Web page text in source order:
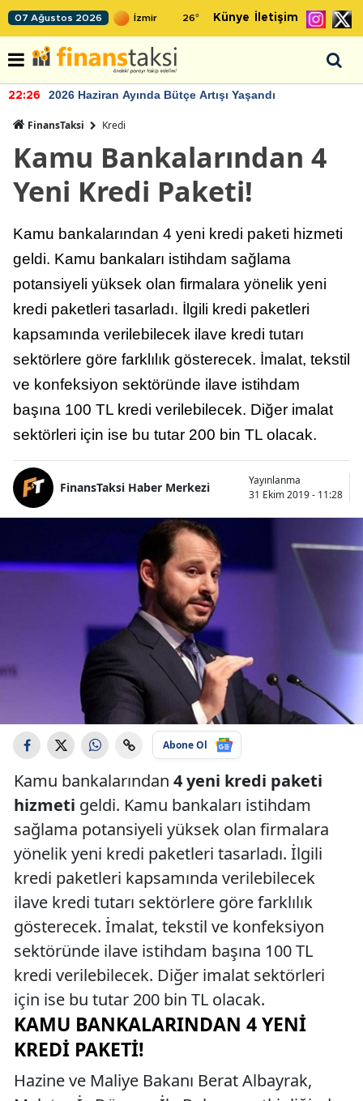
07 Ağustos 2026 26° Künye İletişim
22:26 2026 Haziran Ayında Bütçe Artışı Yaşandı
FinansTaksi Kredi
Kamu Bankalarından 4
Yeni Kredi Paketi!
Kamu bankalarından 4 yeni kredi paketi hizmeti
geldi. Kamu bankaları istihdam sağlama
potansiyeli yüksek olan firmalara yönelik yeni
kredi paketleri tasarladı. İlgili kredi paketleri
kapsamında verilebilecek ilave kredi tutarı
sektörlere göre farklılık gösterecek. İmalat, tekstil
ve konfeksiyon sektöründe ilave istihdam
başına 100 TL kredi verilebilecek. Diğer imalat
sektörleri için ise bu tutar 200 bin TL olacak.
FinansTaksi Haber Merkezi
Yayınlanma
31 Ekim 2019 - 11:28
Abone Ol
Kamu bankalarından 4 yeni kredi paketi
hizmeti geldi. Kamu bankaları istihdam
sağlama potansiyeli yüksek olan firmalara
yönelik yeni kredi paketleri tasarladı. İlgili
kredi paketleri kapsamında verilebilecek
ilave kredi tutarı sektörlere göre farklılık
gösterecek. İmalat, tekstil ve konfeksiyon
sektöründe ilave istihdam başına 100 TL
kredi verilebilecek. Diğer imalat sektörleri
için ise bu tutar 200 bin TL olacak.
KAMU BANKALARINDAN 4 YENI
KREDI PAKETI!
Hazine ve Maliye Bakanı Berat Albayrak,